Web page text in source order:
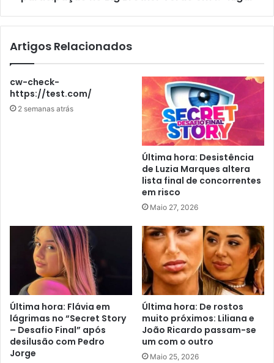
Artigos Relacionados
cw-check-
https://test.com/
2 semanas atrás
Última hora: Desistência
de Luzia Marques altera
lista final de concorrentes
em risco
Maio 27, 2026
Última hora: Flávia em
lágrimas no “Secret Story
– Desafio Final” após
desilusão com Pedro
Jorge
Última hora: De rostos
muito próximos: Liliana e
João Ricardo passam-se
um com o outro
Maio 25, 2026